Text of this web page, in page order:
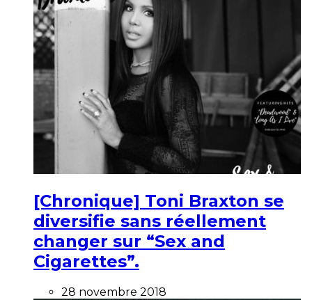
[Chronique] Toni Braxton se
diversifie sans réellement
changer sur “Sex and
Cigarettes”.
28 novembre 2018